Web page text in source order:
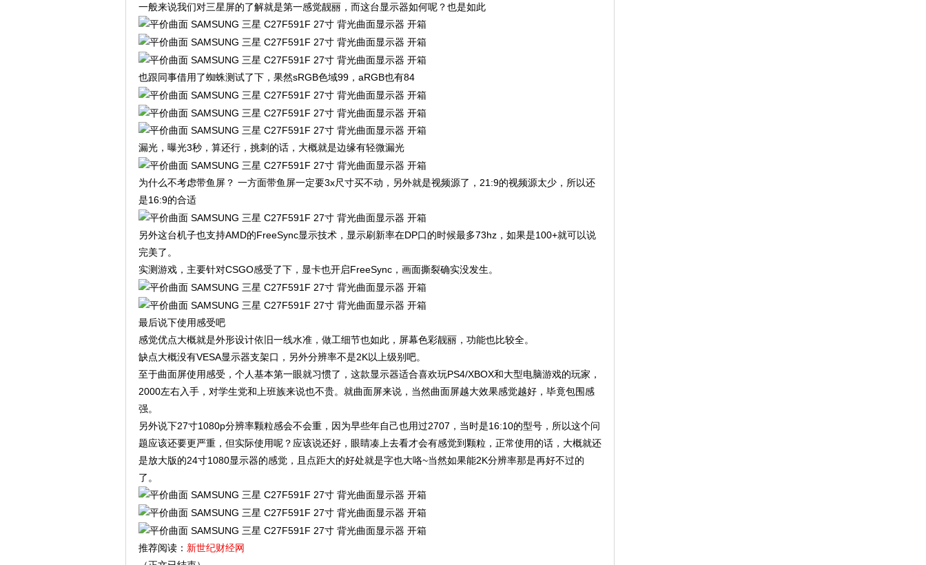
一般来说我们对三星屏的了解就是第一感觉靓丽，而这台显示器如何呢？也是如此
也跟同事借用了蜘蛛测试了下，果然sRGB色域99，aRGB也有84
漏光，曝光3秒，算还行，挑刺的话，大概就是边缘有轻微漏光
为什么不考虑带鱼屏？ 一方面带鱼屏一定要3x尺寸买不动，另外就是视频源了，21:9的视频源太少，所以还
是16:9的合适
另外这台机子也支持AMD的FreeSync显示技术，显示刷新率在DP口的时候最多73hz，如果是100+就可以说
完美了。
实测游戏，主要针对CSGO感受了下，显卡也开启FreeSync，画面撕裂确实没发生。
最后说下使用感受吧
感觉优点大概就是外形设计依旧一线水准，做工细节也如此，屏幕色彩靓丽，功能也比较全。
缺点大概没有VESA显示器支架口，另外分辨率不是2K以上级别吧。
至于曲面屏使用感受，个人基本第一眼就习惯了，这款显示器适合喜欢玩PS4/XBOX和大型电脑游戏的玩家，
2000左右入手，对学生党和上班族来说也不贵。就曲面屏来说，当然曲面屏越大效果感觉越好，毕竟包围感
强。
另外说下27寸1080p分辨率颗粒感会不会重，因为早些年自己也用过2707，当时是16:10的型号，所以这个问
题应该还要更严重，但实际使用呢？应该说还好，眼睛凑上去看才会有感觉到颗粒，正常使用的话，大概就还
是放大版的24寸1080显示器的感觉，且点距大的好处就是字也大咯~当然如果能2K分辨率那是再好不过的
了。
推荐阅读： 新世纪财经网